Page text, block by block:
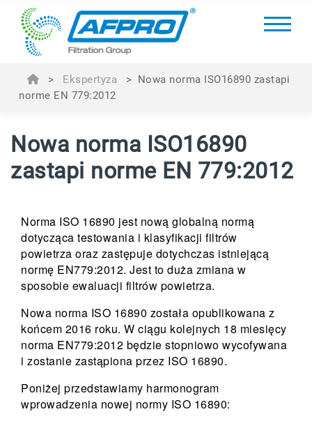
> Ekspertyza > Nowa norma ISO16890 zastapi
norme EN 779:2012
Nowa norma ISO16890
zastapi norme EN 779:2012
Norma ISO 16890 jest nową globalną normą
dotycząca testowania i klasyfikacji filtrów
powietrza oraz zastępuje dotychczas istniejącą
normę EN779:2012. Jest to duża zmiana w
sposobie ewaluacji filtrów powietrza.
Nowa norma ISO 16890 została opublikowana z
końcem 2016 roku. W ciągu kolejnych 18 miesięcy
norma EN779:2012 będzie stopniowo wycofywana
i zostanie zastąpiona przez ISO 16890.
Poniżej przedstawiamy harmonogram
wprowadzenia nowej normy ISO 16890: